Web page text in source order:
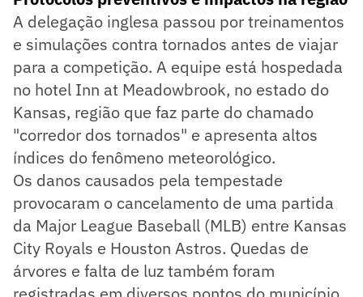
A delegação inglesa passou por treinamentos
e simulações contra tornados antes de viajar
para a competição. A equipe está hospedada
no hotel Inn at Meadowbrook, no estado do
Kansas, região que faz parte do chamado
"corredor dos tornados" e apresenta altos
índices do fenômeno meteorológico.
Os danos causados pela tempestade
provocaram o cancelamento de uma partida
da Major League Baseball (MLB) entre Kansas
City Royals e Houston Astros. Quedas de
árvores e falta de luz também foram